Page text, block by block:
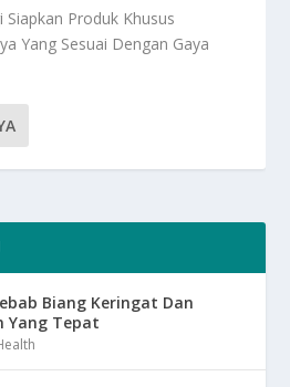
Produk Khusus
Yang Sesuai Dengan Gaya
Biang Keringat Dan
Yang Tepat